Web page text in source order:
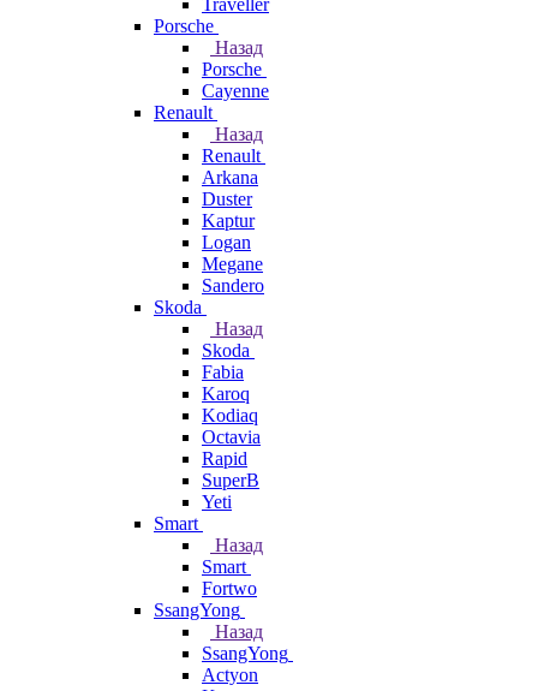
Traveller
Porsche
Назад
Porsche
Cayenne
Renault
Назад
Renault
Arkana
Duster
Kaptur
Logan
Megane
Sandero
Skoda
Назад
Skoda
Fabia
Karoq
Kodiaq
Octavia
Rapid
SuperB
Yeti
Smart
Назад
Smart
Fortwo
SsangYong
Назад
SsangYong
Actyon